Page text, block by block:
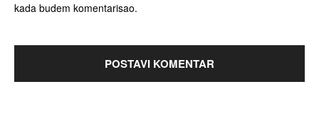
kada budem komentarisao.